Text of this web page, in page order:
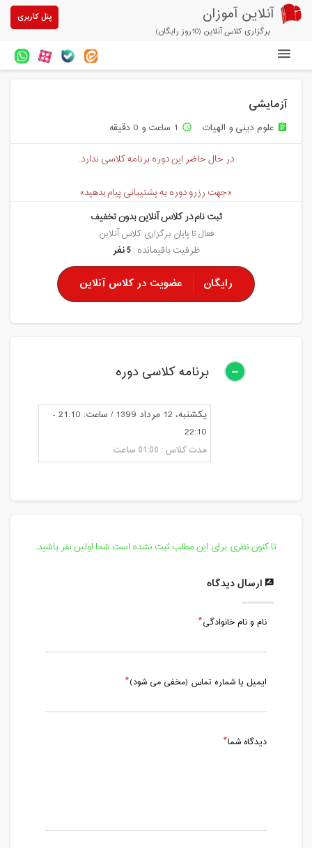
آنلاین آموزان
برگزاری کلاس آنلاین (10روز رایگان)
پنل کاربری
خرید سرویس کلاس آنلاین
پیشنهادهای ویژه
تخفیفهای مشارکتی
درباره ما
آزمایشی
assignment علوم دینی و الهیات access_time 1 ساعت و 0 دقیقه
در حال حاضر این دوره برنامه کلاسی ندارد.
«جهت رزرو دوره به پشتیبانی پیام بدهید»
ثبت نام در کلاس آنلاین بدون تخفیف
فعال تا پایان برگزاری کلاس آنلاین
ظرفیت باقیمانده :5 نفر
رایگان عضویت در کلاس آنلاین
برنامه کلاسی دوره
یکشنبه، 12 مرداد 1399 / ساعت: 21:10 -
22:10
مدت کلاس : 01:00 ساعت
تا کنون نظری برای این مطلب ثبت نشده است.شما اولین نفر باشید.
ارسال دیدگاه
نام و نام خانوادگی
ایمیل یا شماره تماس (مخفی می شود)
دیدگاه شما